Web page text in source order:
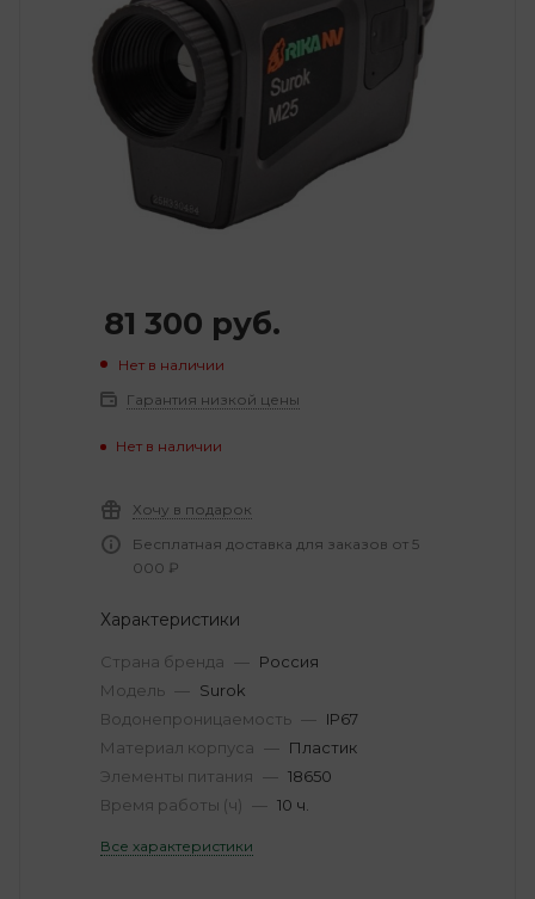
81 300 руб.
Нет в наличии
Гарантия низкой цены
Нет в наличии
Хочу в подарок
Бесплатная доставка для заказов от 5
000 ₽
Характеристики
Страна бренда — Россия
Модель — Surok
Водонепроницаемость — IP67
Материал корпуса — Пластик
Элементы питания — 18650
Время работы (ч) — 10 ч.
Все характеристики